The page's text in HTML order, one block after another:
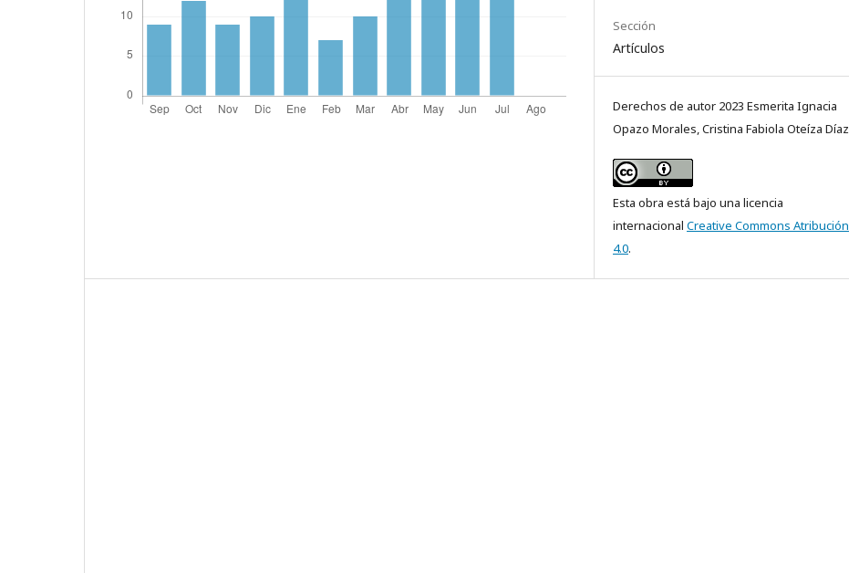
Sección
Artículos
Derechos de autor 2023 Esmerita Ignacia
Opazo Morales, Cristina Fabiola Oteíza Díaz
Esta obra está bajo una licencia
internacional Creative Commons Atribución
4.0.